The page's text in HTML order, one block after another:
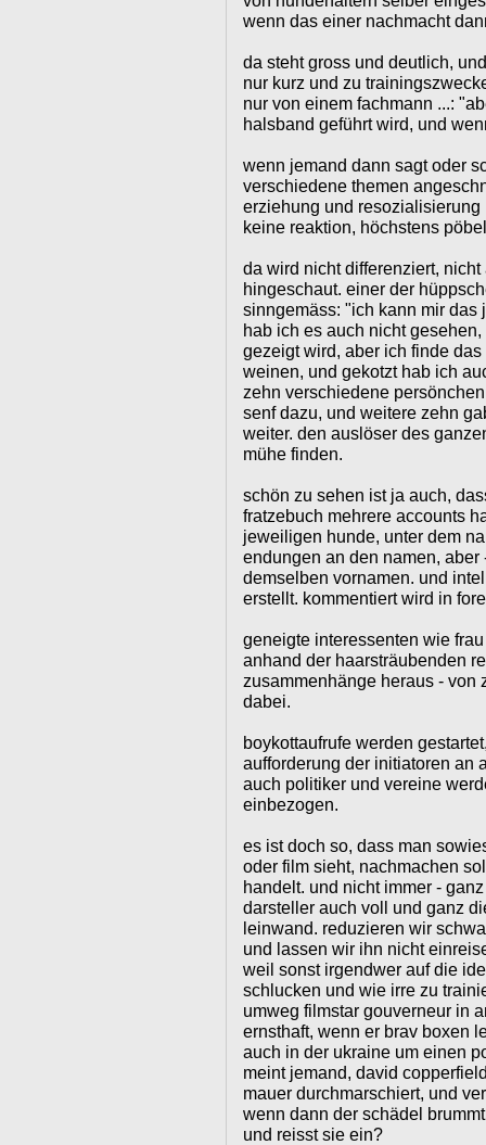
wenn das einer nachmacht
da steht gross und deutlich,
nur kurz und zu
nur von einem fachmann ...:
halsband geführt wird, und
wenn jemand dann sagt oder
verschiedene themen
erziehung und
keine reaktion, höchstens
da wird nicht differenziert,
hingeschaut. einer der
sinngemäss: "ich kann mir
hab ich es auch nicht
gezeigt wird, aber ich finde
weinen, und gekotzt hab ich
zehn verschiedene
senf dazu, und weitere zehn
weiter. den auslöser des
mühe finden.
schön zu sehen ist ja auch,
fratzebuch mehrere accounts
jeweiligen hunde, unter dem
endungen an den namen, aber
demselben vornamen. und
erstellt. kommentiert wird in
geneigte interessenten wie
anhand der haarsträubenden
zusammenhänge heraus - von
dabei.
boykottaufrufe werden
aufforderung der initiatoren an
auch politiker und vereine
einbezogen.
es ist doch so, dass man
oder film sieht, nachmachen
handelt. und nicht immer -
darsteller auch voll und ganz
leinwand. reduzieren wir
und lassen wir ihn nicht
weil sonst irgendwer auf die
schlucken und wie irre zu
umweg filmstar gouverneur in
ernsthaft, wenn er brav boxen
auch in der ukraine um einen
meint jemand, david
mauer durchmarschiert, und
wenn dann der schädel
und reisst sie ein?